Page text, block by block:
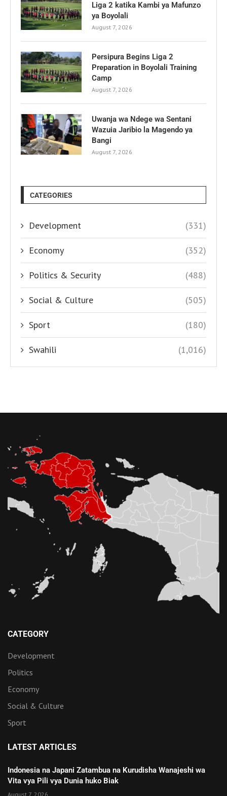
Liga 2 katika Kambi ya Mafunzo
ya Boyolali
August 7, 2026
Persipura Begins Liga 2
Preparation in Boyolali Training
Camp
August 7, 2026
Uwanja wa Ndege wa Sentani
Wazuia Jaribio la Magendo ya
Bangi
August 7, 2026
CATEGORIES
Development (331)
Economy (352)
Politics & Security (488)
Social & Culture (505)
Sport (180)
Swahili (1,016)
CATEGORY
Development
Politics
Economy
Social & Culture
Sport
LATEST ARTICLES
Indonesia na Japani Zatambua na Kurudisha Wanajeshi wa
Vita vya Pili vya Dunia huko Biak
August 7, 2026